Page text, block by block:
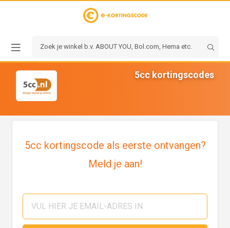
5cc kortingscodes
5cc kortingscode als eerste ontvangen?
Meld je aan!